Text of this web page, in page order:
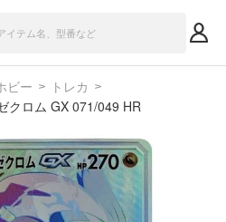
ビー
トレカ
クロム GX 071/049 HR